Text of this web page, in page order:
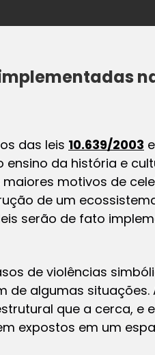
das leis 10.639/2003 e
da história e
motivos de
de um
serão de fato
de violências
algumas situações.
que a cerca, e
expostos em um